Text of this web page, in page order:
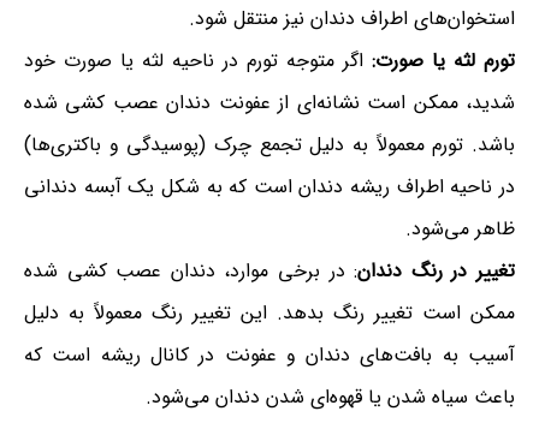
استخوان‌های اطراف دندان نیز منتقل شود.
تورم لثه یا صورت: اگر متوجه تورم در ناحیه لثه یا صورت خود
شدید، ممکن است نشانه‌ای از عفونت دندان عصب کشی شده
باشد. تورم معمولاً به دلیل تجمع چرک (پوسیدگی و باکتری‌ها)
در ناحیه اطراف ریشه دندان است که به شکل یک آبسه دندانی
ظاهر می‌شود.
تغییر در رنگ دندان: در برخی موارد، دندان عصب کشی شده
ممکن است تغییر رنگ بدهد. این تغییر رنگ معمولاً به دلیل
آسیب به بافت‌های دندان و عفونت در کانال ریشه است که
باعث سیاه شدن یا قهوه‌ای شدن دندان می‌شود.